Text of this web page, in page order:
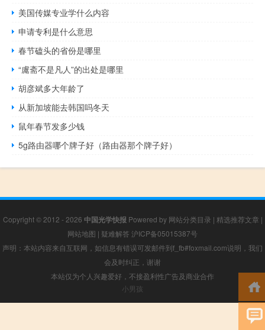
美国传媒专业学什么内容
申请专利是什么意思
春节磕头的省份是哪里
“鬳斋不是凡人”的出处是哪里
胡彦斌多大年龄了
从新加坡能去韩国吗冬天
鼠年春节发多少钱
5g路由器哪个牌子好（路由器那个牌子好）
Copyright © 2012 - 2026 中国光学快报 Powered by 网站分类目录 | 精选推荐文章 |
网站地图 | 疑难解答 沪ICP备05015387号
声明：本站内容来自互联网，如信息有错误可发邮件到f_fb#foxmail.com说明，我们
会及时纠正，谢谢
本站仅为个人兴趣爱好，不接盈利性广告及商业合作
小男孩